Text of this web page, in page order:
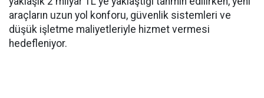
araçların uzun yol konforu, güvenlik sistemleri ve
düşük işletme maliyetleriyle hizmet vermesi
hedefleniyor.